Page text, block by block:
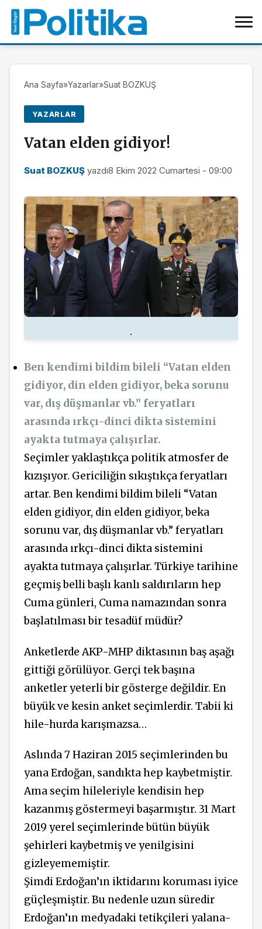
Ana Sayfa»Yazarlar»Suat BOZKUŞ
YAZARLAR
Vatan elden gidiyor!
Suat BOZKUŞ yazdı8 Ekim 2022 Cumartesi - 09:00
.
Ben kendimi bildim bileli “Vatan elden
gidiyor, din elden gidiyor, beka sorunu
var, dış düşmanlar vb.” feryatları
arasında ırkçı-dinci dikta sistemini
ayakta tutmaya çalışırlar.
Seçimler yaklaştıkça politik atmosfer de
kızışıyor. Gericiliğin sıkıştıkça feryatları
artar. Ben kendimi bildim bileli “Vatan
elden gidiyor, din elden gidiyor, beka
sorunu var, dış düşmanlar vb.” feryatları
arasında ırkçı-dinci dikta sistemini
ayakta tutmaya çalışırlar. Türkiye tarihine
geçmiş belli başlı kanlı saldırıların hep
Cuma günleri, Cuma namazından sonra
başlatılması bir tesadüf müdür?
Anketlerde AKP-MHP diktasının baş aşağı
gittiği görülüyor. Gerçi tek başına
anketler yeterli bir gösterge değildir. En
büyük ve kesin anket seçimlerdir. Tabii ki
hile-hurda karışmazsa…
Aslında 7 Haziran 2015 seçimlerinden bu
yana Erdoğan, sandıkta hep kaybetmiştir.
Ama seçim hileleriyle kendisin hep
kazanmış göstermeyi başarmıştır. 31 Mart
2019 yerel seçimlerinde bütün büyük
şehirleri kaybetmiş ve yenilgisini
gizleyememiştir.
Şimdi Erdoğan’ın iktidarını koruması iyice
güçleşmiştir. Bu nedenle uzun süredir
Erdoğan’ın medyadaki tetikçileri yalana-